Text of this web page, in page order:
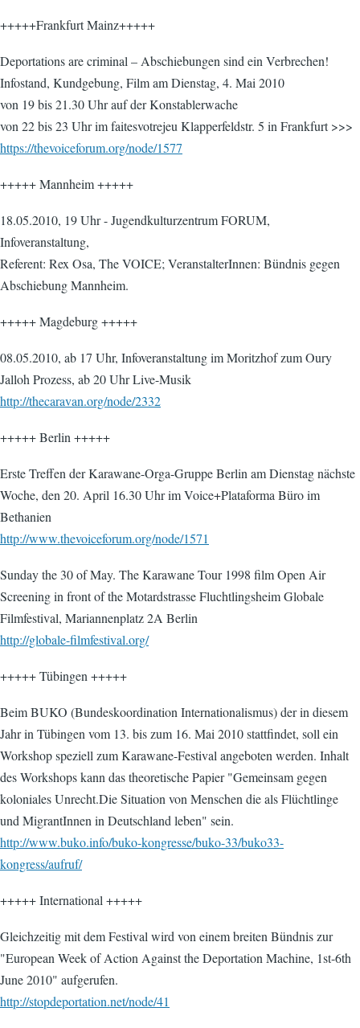
+++++Frankfurt Mainz+++++
Deportations are criminal – Abschiebungen sind ein Verbrechen!
Infostand, Kundgebung, Film am Dienstag, 4. Mai 2010
von 19 bis 21.30 Uhr auf der Konstablerwache
von 22 bis 23 Uhr im faitesvotrejeu Klapperfeldstr. 5 in Frankfurt >>>
https://thevoiceforum.org/node/1577
+++++ Mannheim +++++
18.05.2010, 19 Uhr - Jugendkulturzentrum FORUM,
Infoveranstaltung,
Referent: Rex Osa, The VOICE; VeranstalterInnen: Bündnis gegen
Abschiebung Mannheim.
+++++ Magdeburg +++++
08.05.2010, ab 17 Uhr, Infoveranstaltung im Moritzhof zum Oury
Jalloh Prozess, ab 20 Uhr Live-Musik
http://thecaravan.org/node/2332
+++++ Berlin +++++
Erste Treffen der Karawane-Orga-Gruppe Berlin am Dienstag nächste
Woche, den 20. April 16.30 Uhr im Voice+Plataforma Büro im
Bethanien
http://www.thevoiceforum.org/node/1571
Sunday the 30 of May. The Karawane Tour 1998 film Open Air
Screening in front of the Motardstrasse Fluchtlingsheim Globale
Filmfestival, Mariannenplatz 2A Berlin
http://globale-filmfestival.org/
+++++ Tübingen +++++
Beim BUKO (Bundeskoordination Internationalismus) der in diesem
Jahr in Tübingen vom 13. bis zum 16. Mai 2010 stattfindet, soll ein
Workshop speziell zum Karawane-Festival angeboten werden. Inhalt
des Workshops kann das theoretische Papier "Gemeinsam gegen
koloniales Unrecht.Die Situation von Menschen die als Flüchtlinge
und MigrantInnen in Deutschland leben" sein.
http://www.buko.info/buko-kongresse/buko-33/buko33-
kongress/aufruf/
+++++ International +++++
Gleichzeitig mit dem Festival wird von einem breiten Bündnis zur
"European Week of Action Against the Deportation Machine, 1st-6th
June 2010" aufgerufen.
http://stopdeportation.net/node/41